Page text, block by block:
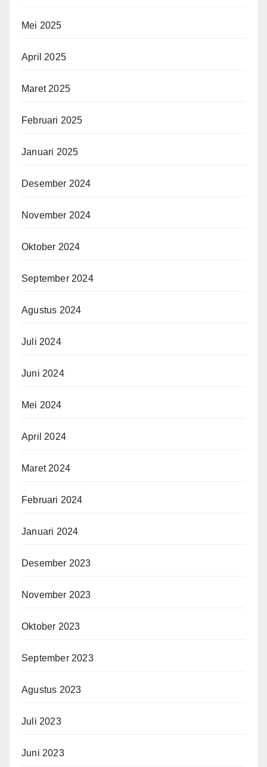
Mei 2025
April 2025
Maret 2025
Februari 2025
Januari 2025
Desember 2024
November 2024
Oktober 2024
September 2024
Agustus 2024
Juli 2024
Juni 2024
Mei 2024
April 2024
Maret 2024
Februari 2024
Januari 2024
Desember 2023
November 2023
Oktober 2023
September 2023
Agustus 2023
Juli 2023
Juni 2023